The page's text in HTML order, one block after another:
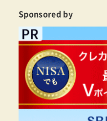
Sponsored by